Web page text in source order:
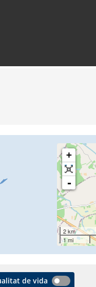
+
-
2 km
1 mi
de vida